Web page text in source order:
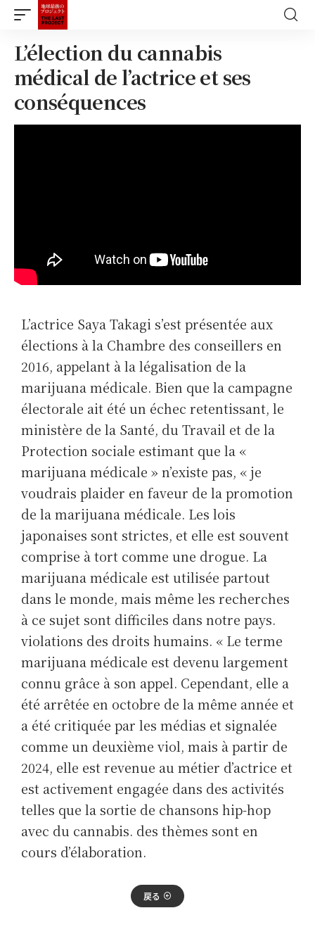
L’élection du cannabis
médical de l’actrice et ses
conséquences
L’actrice Saya Takagi s’est présentée aux
élections à la Chambre des conseillers en
2016, appelant à la légalisation de la
marijuana médicale. Bien que la campagne
électorale ait été un échec retentissant, le
ministère de la Santé, du Travail et de la
Protection sociale estimant que la «
marijuana médicale » n’existe pas, « je
voudrais plaider en faveur de la promotion
de la marijuana médicale. Les lois
japonaises sont strictes, et elle est souvent
comprise à tort comme une drogue. La
marijuana médicale est utilisée partout
dans le monde, mais même les recherches
à ce sujet sont difficiles dans notre pays.
violations des droits humains. « Le terme
marijuana médicale est devenu largement
connu grâce à son appel. Cependant, elle a
été arrêtée en octobre de la même année et
a été critiquée par les médias et signalée
comme un deuxième viol, mais à partir de
2024, elle est revenue au métier d’actrice et
est activement engagée dans des activités
telles que la sortie de chansons hip-hop
avec du cannabis. des thèmes sont en
cours d’élaboration.
戻る